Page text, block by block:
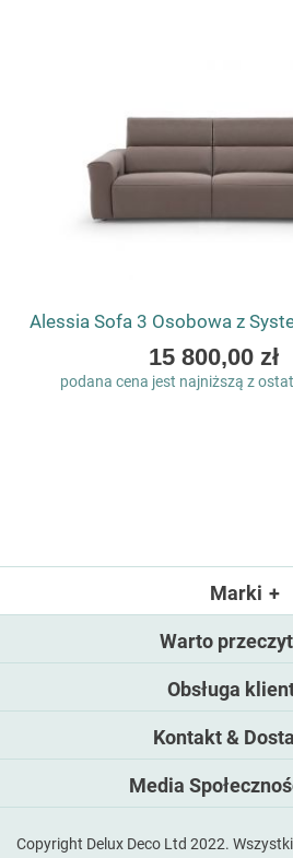
Alessia Sofa 3 Osobowa z
As
low
15 800,00 zł
podana cena jest najniższą z
Marki
Warto
Obsługa
Kontakt &
Media
Copyright Delux Deco Ltd 2022.